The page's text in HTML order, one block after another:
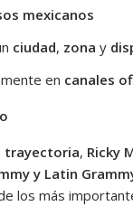
mexicanos
ciudad, zona y
en canales
trayectoria, Ricky
y Latin
los más